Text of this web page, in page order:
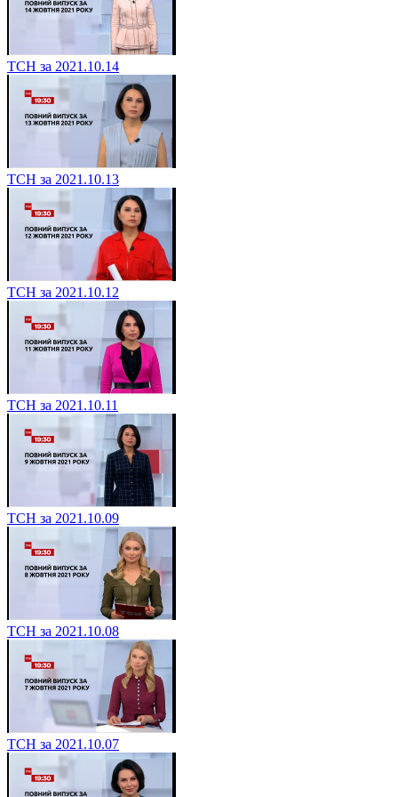
ТСН за 2021.10.14
ТСН за 2021.10.13
ТСН за 2021.10.12
ТСН за 2021.10.11
ТСН за 2021.10.09
ТСН за 2021.10.08
ТСН за 2021.10.07